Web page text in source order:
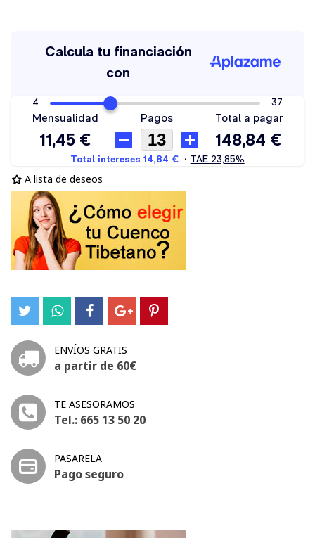
A lista de deseos
ENVÍOS GRATIS
a partir de 60€
TE ASESORAMOS
Tel.: 665 13 50 20
PASARELA
Pago seguro